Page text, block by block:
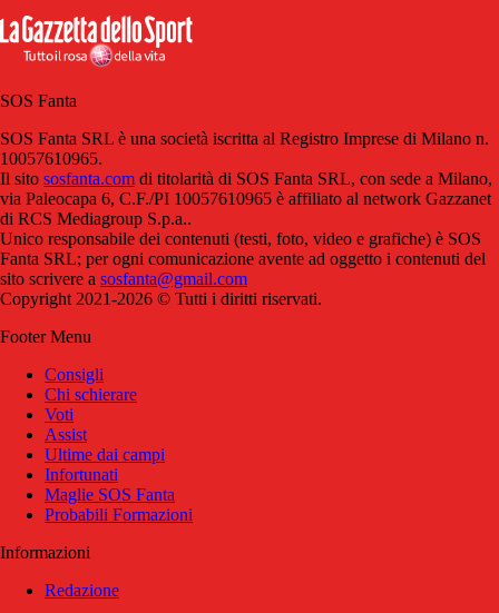
SOS Fanta
SOS Fanta SRL è una società iscritta al Registro Imprese di Milano n.
10057610965.
Il sito sosfanta.com di titolarità di SOS Fanta SRL, con sede a Milano,
via Paleocapa 6, C.F./PI 10057610965 è affiliato al network Gazzanet
di RCS Mediagroup S.p.a..
Unico responsabile dei contenuti (testi, foto, video e grafiche) è SOS
Fanta SRL; per ogni comunicazione avente ad oggetto i contenuti del
sito scrivere a sosfanta@gmail.com
Copyright 2021-2026 © Tutti i diritti riservati.
Footer Menu
Consigli
Chi schierare
Voti
Assist
Ultime dai campi
Infortunati
Maglie SOS Fanta
Probabili Formazioni
Informazioni
Redazione